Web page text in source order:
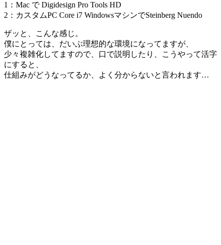
1：Mac で Digidesign Pro Tools HD
2：カスタムPC Core i7 WindowsマシンでSteinberg Nuendo
ザッと、こんな感じ。
僕にとっては、だいぶ理想的な環境になってますが、
少々複雑化してますので、口で説明したり、こうやって活字
にすると、
仕組みがどうなってるか、よく分からないと言われます…